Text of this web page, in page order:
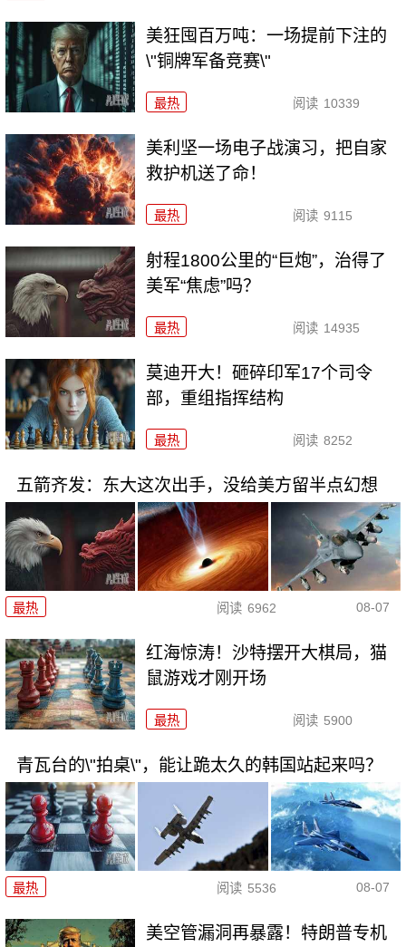
美狂囤百万吨：一场提前下注的
\"铜牌军备竞赛\"
最热 阅读 10339
美利坚一场电子战演习，把自家
救护机送了命！
最热 阅读 9115
射程1800公里的“巨炮”，治得了
美军“焦虑”吗？
最热 阅读 14935
莫迪开大！砸碎印军17个司令
部，重组指挥结构
最热 阅读 8252
五箭齐发：东大这次出手，没给美方留半点幻想
最热 阅读 6962 08-07
红海惊涛！沙特摆开大棋局，猫
鼠游戏才刚开场
最热 阅读 5900
青瓦台的\"拍桌\"，能让跪太久的韩国站起来吗？
最热 阅读 5536 08-07
美空管漏洞再暴露！特朗普专机